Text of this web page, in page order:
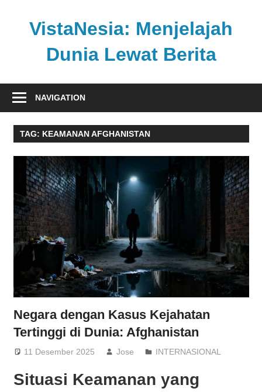
VistaNesia: Menjelajah
Dunia Lewat Berita
nasional
global
dalam
platform
informatif
NAVIGATION
TAG: KEAMANAN AFGHANISTAN
Negara dengan Kasus Kejahatan
Tertinggi di Dunia: Afghanistan
11 Desember 2025 Jose INTERNASIONAL
Situasi Keamanan yang